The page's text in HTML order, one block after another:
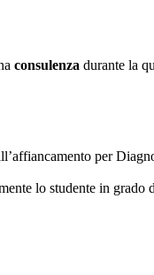
consulenza durante la
per
lo studente in grado